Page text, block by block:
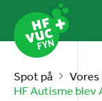
Spot på
HF Autisme blev